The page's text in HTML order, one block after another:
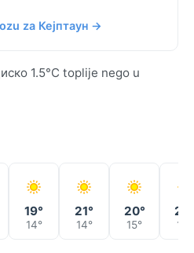
za Кејптаун →
1.5°C toplije nego u
19°
14°
21°
14°
20°
15° 15°